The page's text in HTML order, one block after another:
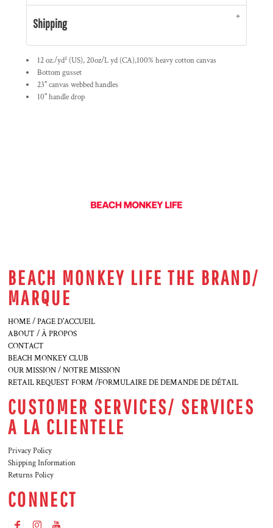
Shipping
12 oz./yd² (US), 20oz/L yd (CA),100% heavy cotton canvas
Bottom gusset
23" canvas webbed handles
10" handle drop
BEACH MONKEY LIFE THE BRAND/
MARQUE
HOME / PAGE D'ACCUEIL
ABOUT / À PROPOS
CONTACT
BEACH MONKEY CLUB
OUR MISSION / NOTRE MISSION
RETAIL REQUEST FORM /FORMULAIRE DE DEMANDE DE DÉTAIL
CUSTOMER SERVICES/ SERVICES
A LA CLIENTELE
Privacy Policy
Shipping Information
Returns Policy
CONNECT